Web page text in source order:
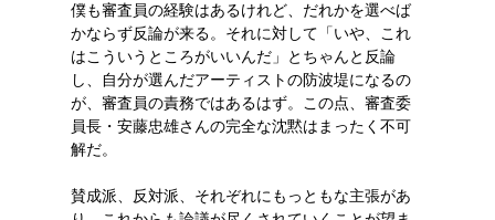
僕も審査員の経験はあるけれど、だれかを選べば
かならず反論が来る。それに対して「いや、これ
はこういうところがいいんだ」とちゃんと反論
し、自分が選んだアーティストの防波堤になるの
が、審査員の責務ではあるはず。この点、審査委
員長・安藤忠雄さんの完全な沈黙はまったく不可
解だ。
賛成派、反対派、それぞれにもっともな主張があ